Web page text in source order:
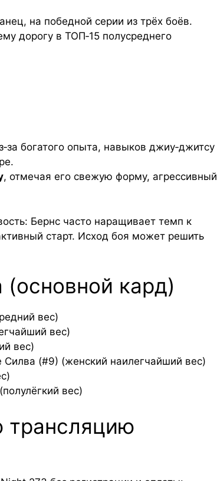
на победной серии из трёх боёв.
дорогу в ТОП‑15 полусреднего
богатого опыта, навыков джиу‑джитсу
, отмечая его свежую форму, агрессивный
Бернс часто наращивает темп к
старт. Исход боя может решить
кард)
вес)
вес)
вес)
(#9) (женский наилегчайший вес)
вес)
трансляцию